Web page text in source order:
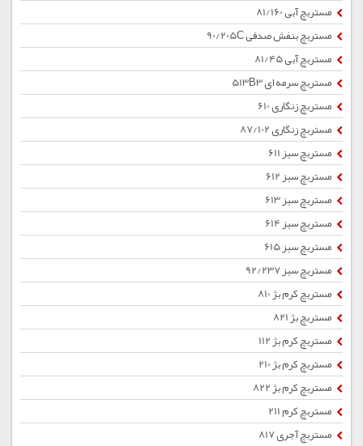
مستربچ آبی 81/160
مستربچ بنفش صدفی 90/205C
مستربچ آبی 81/45
مستربچ سرمه ای 513B3
مستربچ زنگاری 610
مستربچ زنگاری 87/102
مستربچ سبز 611
مستربچ سبز 612
مستربچ سبز 613
مستربچ سبز 614
مستربچ سبز 615
مستربچ سبز 92/237
مستربچ کرم بژ 810
مستربچ بژ 821
مستربچ کرم بژ 112
مستربچ کرم بژ 210
مستربچ کرم بژ 822
مستربچ کرم 211
مستربچ آجری 817